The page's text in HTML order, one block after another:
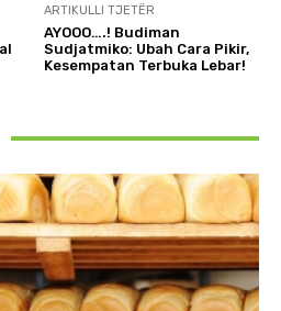
ARTIKULLI TJETËR
AYOOO….! Budiman
Sudjatmiko: Ubah Cara Pikir,
Kesempatan Terbuka Lebar!